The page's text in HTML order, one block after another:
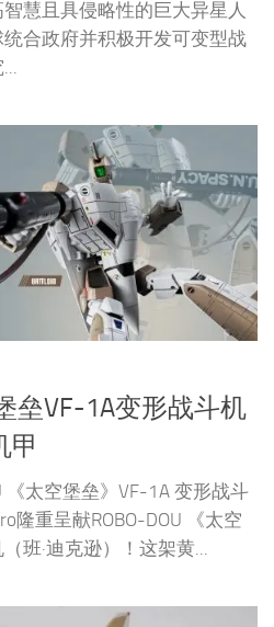
慧且具侵略性的巨大异星人
合政府并积极开发可变型战
垒VF-1A变形战斗机
甲
《太空堡垒》VF-1A 变形战斗
隆重呈献ROBO-DOU 《太空
班·迪克逊）！这架黄...